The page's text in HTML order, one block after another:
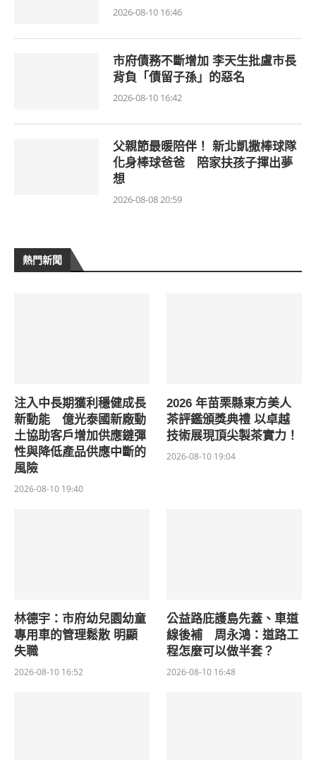
2026-08-10 16:46
市府債務不斷增加 李天生批盧市長
背負「債留子孫」的惡名
2026-08-10 16:42
父親節最暖陪伴！ 新北凱撒棒球隊
化身棒球爸爸 陪家扶孩子揮出夢
想
2026-08-08 20:59
熱門新聞
注入中長期獲利穩健成長
新動能 億光泰國新廠動
土協助客戶增加供應鏈彈
性與降低產品供應中斷的
風險
2026-08-10 19:40
2026 年苗栗縣東方美人
茶評鑑頒獎典禮 以卓越
技術展現頂尖製茶實力！
2026-08-10 19:04
林德宇：市府幼兒園幼童
專用車的管理鬆散 明顯
失職
2026-08-10 16:52
公益路庇護島先蓋、車道
線後補 周永鴻：道路工
程怎麼可以做半套？
2026-08-10 16:48